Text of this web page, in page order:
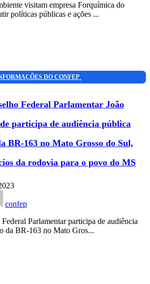
visitam empresa Forquímica do
políticas públicas e ações ...
DO CONFEP,
Federal Parlamentar João
participa de audiência pública
BR-163 no Mato Grosso do Sul,
da rodovia para o povo do MS
confep
Parlamentar participa de audiência
da BR-163 no Mato Gros...